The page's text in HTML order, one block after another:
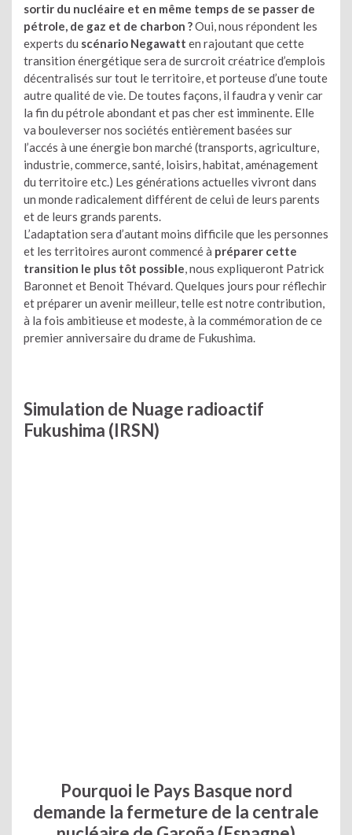
sortir du nucléaire et en même temps de se passer de
pétrole, de gaz et de charbon ?Oui, nous répondent les
experts du scénario Negawatt en rajoutant que cette
transition énergétique sera de surcroit créatrice d’emplois
décentralisés sur tout le territoire, et porteuse d’une toute
autre qualité de vie. De toutes façons, il faudra y venir car
la fin du pétrole abondant et pas cher est imminente. Elle
va bouleverser nos sociétés entièrement basées sur
l’accés à une énergie bon marché (transports, agriculture,
industrie, commerce, santé, loisirs, habitat, aménagement
du territoire etc.) Les générations actuelles vivront dans
un monde radicalement différent de celui de leurs parents
et de leurs grands parents.
L’adaptation sera d’autant moins difficile que les personnes
et les territoires auront commencé à préparer cette
transition le plus tôt possible, nous expliqueront Patrick
Baronnet et Benoit Thévard. Quelques jours pour réflechir
et préparer un avenir meilleur, telle est notre contribution,
à la fois ambitieuse et modeste, à la commémoration de ce
premier anniversaire du drame de Fukushima.
Simulation de Nuage radioactif
Fukushima (IRSN)
Pourquoi le Pays Basque nord
demande la fermeture de la centrale